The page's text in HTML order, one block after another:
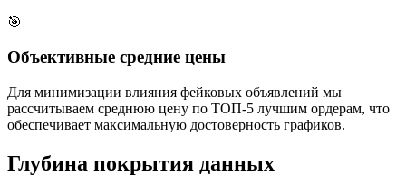
🎯
Объективные средние цены
Для минимизации влияния фейковых объявлений мы
рассчитываем среднюю цену по ТОП-5 лучшим ордерам, что
обеспечивает максимальную достоверность графиков.
Глубина покрытия данных